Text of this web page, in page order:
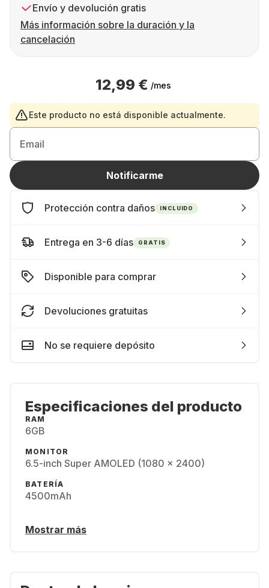
Envío y devolución gratis
Más información sobre la duración y la
cancelación
12,99 € /mes
Este producto no está disponible actualmente.
Email
Notificarme
Protección contra daños INCLUIDO
Entrega en 3-6 días GRATIS
Disponible para comprar
Devoluciones gratuitas
No se requiere depósito
Especificaciones del producto
RAM
6GB
MONITOR
6.5-inch Super AMOLED (1080 x 2400)
BATERÍA
4500mAh
Mostrar más